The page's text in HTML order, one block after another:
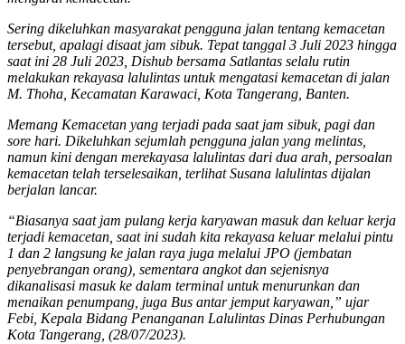
Sering dikeluhkan masyarakat pengguna jalan tentang kemacetan
tersebut, apalagi disaat jam sibuk. Tepat tanggal 3 Juli 2023 hingga
saat ini 28 Juli 2023, Dishub bersama Satlantas selalu rutin
melakukan rekayasa lalulintas untuk mengatasi kemacetan di jalan
M. Thoha, Kecamatan Karawaci, Kota Tangerang, Banten.
Memang Kemacetan yang terjadi pada saat jam sibuk, pagi dan
sore hari. Dikeluhkan sejumlah pengguna jalan yang melintas,
namun kini dengan merekayasa lalulintas dari dua arah, persoalan
kemacetan telah terselesaikan, terlihat Susana lalulintas dijalan
berjalan lancar.
“Biasanya saat jam pulang kerja karyawan masuk dan keluar kerja
terjadi kemacetan, saat ini sudah kita rekayasa keluar melalui pintu
1 dan 2 langsung ke jalan raya juga melalui JPO (jembatan
penyebrangan orang), sementara angkot dan sejenisnya
dikanalisasi masuk ke dalam terminal untuk menurunkan dan
menaikan penumpang, juga Bus antar jemput karyawan,” ujar
Febi, Kepala Bidang Penanganan Lalulintas Dinas Perhubungan
Kota Tangerang, (28/07/2023).